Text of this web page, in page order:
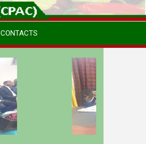
CONTACTS